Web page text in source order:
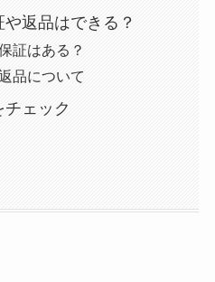
返品はできる？
証はある？
品について
チェック